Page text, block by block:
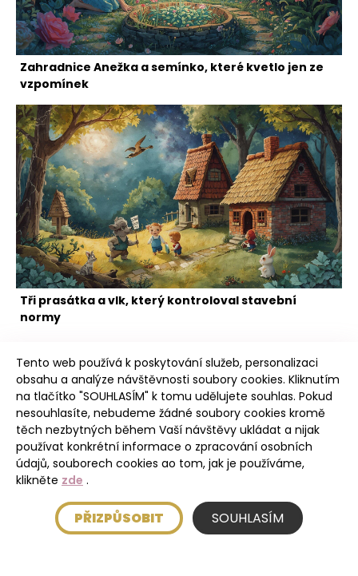
Zahradnice Anežka a semínko, které kvetlo jen ze
vzpomínek
Tři prasátka a vlk, který kontroloval stavební
normy
Intro
Úvod
Tento web používá k poskytování služeb, personalizaci
obsahu a analýze návštěvnosti soubory cookies. Kliknutím
na tlačítko "SOUHLASÍM" k tomu udělujete souhlas. Pokud
nesouhlasíte, nebudeme žádné soubory cookies kromě
těch nezbytných během Vaší návštěvy ukládat a nijak
používat konkrétní informace o zpracování osobních
údajů, souborech cookies ao tom, jak je používáme,
klikněte zde .
PŘIZPŮSOBIT SOUHLASÍM